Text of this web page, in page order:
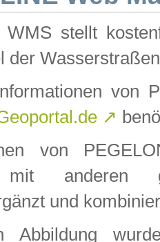
WMS stellt
der
von
↗
von
anderen
und
Abbildung